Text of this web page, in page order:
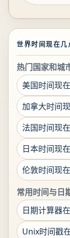
世界时间现在几
热门国家和城
美国时间现
加拿大时间
法国时间现
日本时间现
伦敦时间现
常用时间与日
日期计算器
Unix时间戳